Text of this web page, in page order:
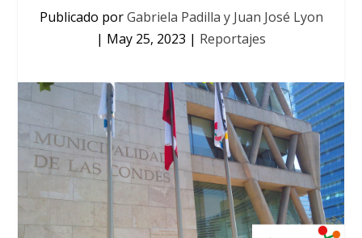
Publicado porGabriela Padilla y Juan José Lyon
| May 25, 2023 | Reportajes